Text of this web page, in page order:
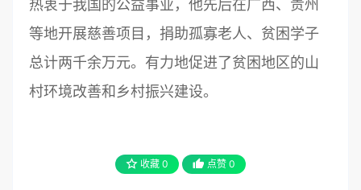
热衷于我国的公益事业，他先后在广西、贵州
等地开展慈善项目，捐助孤寡老人、贫困学子
总计两千余万元。有力地促进了贫困地区的山
村环境改善和乡村振兴建设。
收藏 0 点赞 0